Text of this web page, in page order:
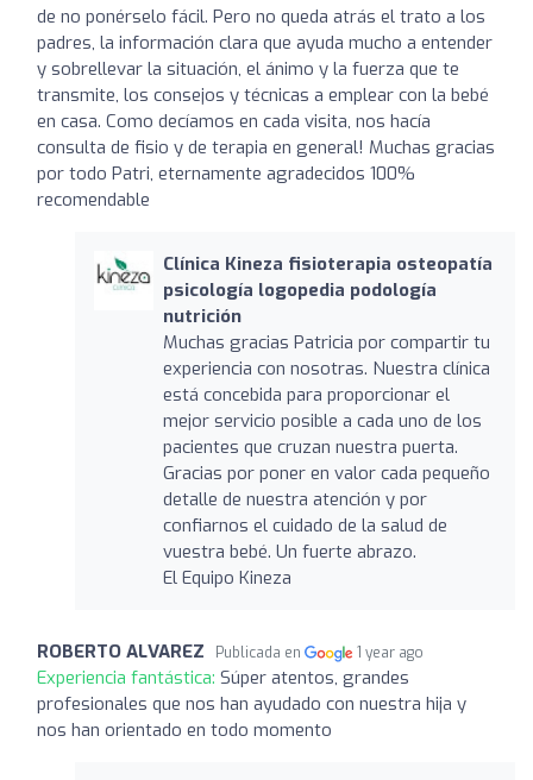
de no ponérselo fácil. Pero no queda atrás el trato a los
padres, la información clara que ayuda mucho a entender
y sobrellevar la situación, el ánimo y la fuerza que te
transmite, los consejos y técnicas a emplear con la bebé
en casa. Como decíamos en cada visita, nos hacía
consulta de fisio y de terapia en general! Muchas gracias
por todo Patri, eternamente agradecidos 100%
recomendable
Clínica Kineza fisioterapia osteopatía
psicología logopedia podología
nutrición
Muchas gracias Patricia por compartir tu
experiencia con nosotras. Nuestra clínica
está concebida para proporcionar el
mejor servicio posible a cada uno de los
pacientes que cruzan nuestra puerta.
Gracias por poner en valor cada pequeño
detalle de nuestra atención y por
confiarnos el cuidado de la salud de
vuestra bebé. Un fuerte abrazo.
El Equipo Kineza
ROBERTO ALVAREZ Publicada en 1 year ago
Experiencia fantástica: Súper atentos, grandes
profesionales que nos han ayudado con nuestra hija y
nos han orientado en todo momento